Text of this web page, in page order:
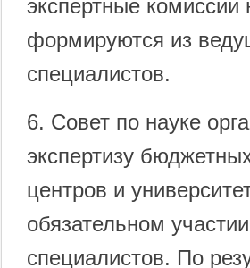
экспертные комиссии
формируются из
специалистов.
6. Совет по науке
экспертизу
центров и
обязательном
специалистов. По